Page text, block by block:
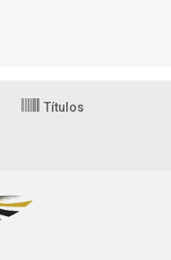
Títulos